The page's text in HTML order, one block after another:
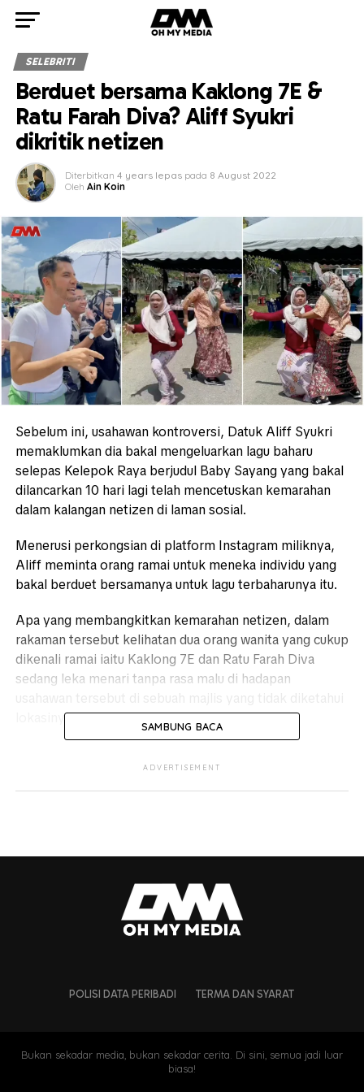
SELEBRITI
Berduet bersama Kaklong 7E &
Ratu Farah Diva? Aliff Syukri
dikritik netizen
Diterbitkan 4 years lepas pada 8 August 2022
Oleh Ain Koin
Sebelum ini, usahawan kontroversi, Datuk Aliff Syukri
memaklumkan dia bakal mengeluarkan lagu baharu
selepas Kelepok Raya berjudul Baby Sayang yang bakal
dilancarkan 10 hari lagi telah mencetuskan kemarahan
dalam kalangan netizen di laman sosial.
Menerusi perkongsian di platform Instagram miliknya,
Aliff meminta orang ramai untuk meneka individu yang
bakal berduet bersamanya untuk lagu terbaharunya itu.
Apa yang membangkitkan kemarahan netizen, dalam
rakaman tersebut kelihatan dua orang wanita yang cukup
dikenali ramai iaitu Kaklong 7E dan Ratu Farah Diva
sedang leka menari tanpa rasa malu di hadapan
lokasinya.
SAMBUNG BACA
ADVERTISEMENT
POLISI DATA PERIBADI TERMA DAN SYARAT
Bukan sekadar media, bukan sekadar cerita. Di sini, semua jadi luar
biasa!